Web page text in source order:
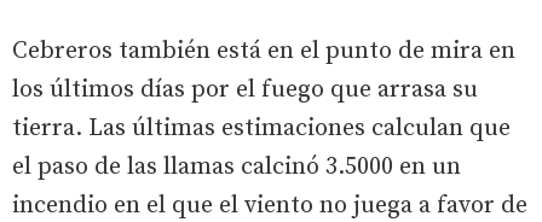
Cebreros también está en el punto de mira en
los últimos días por el fuego que arrasa su
tierra. Las últimas estimaciones calculan que
el paso de las llamas calcinó 3.5000 en un
incendio en el que el viento no juega a favor de